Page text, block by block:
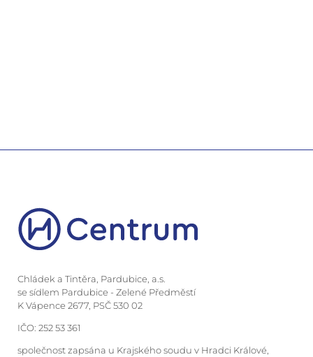
Chládek a Tintěra, Pardubice, a.s.
se sídlem Pardubice - Zelené Předměstí
K Vápence 2677, PSČ 530 02
IČO: 252 53 361
společnost zapsána u Krajského soudu v Hradci Králové,